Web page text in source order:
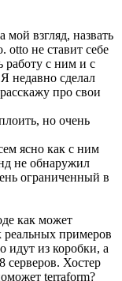
мой взгляд, назвать
otto не ставит себе
работу с ним и с
недавно сделал
про свои
но очень
ясно как с ним
не обнаружил
ограниченный в
как может
реальных примеров
идут из коробки, а
серверов. Хостер
terraform?